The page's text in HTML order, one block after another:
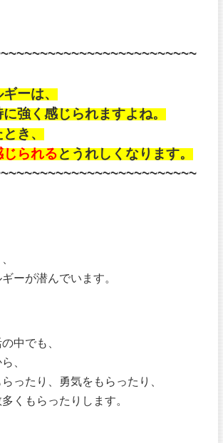
ーは、
に強く感じられますよね。
き、
られるとうれしくなります。
ーが潜んでいます。
中でも、
、
ったり、勇気をもらったり、
くもらったりします。